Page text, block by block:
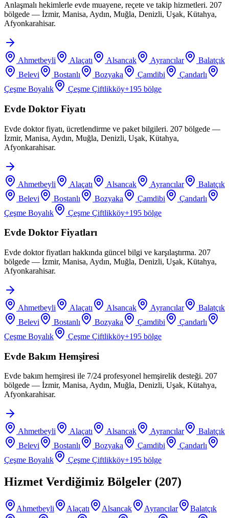
Anlaşmalı hekimlerle evde muayene, reçete ve takip hizmetleri. 207
bölgede — İzmir, Manisa, Aydın, Muğla, Denizli, Uşak, Kütahya,
Afyonkarahisar.
Ahmetbeyli Alaçatı Alsancak Ayrancılar
Balatçık
Belevi
Bostanlı Bozyaka Çamdibi
Çandarlı
Çeşme Boyalık
Çeşme Çiftlikköy+195 bölge
Evde Doktor Fiyatı
Evde doktor fiyatı, ücretlendirme ve paket bilgileri. 207 bölgede —
İzmir, Manisa, Aydın, Muğla, Denizli, Uşak, Kütahya,
Afyonkarahisar.
Ahmetbeyli Alaçatı Alsancak Ayrancılar
Balatçık
Belevi
Bostanlı Bozyaka Çamdibi
Çandarlı
Çeşme Boyalık
Çeşme Çiftlikköy+195 bölge
Evde Doktor Fiyatları
Evde doktor fiyatları hakkında güncel bilgi ve karşılaştırma. 207
bölgede — İzmir, Manisa, Aydın, Muğla, Denizli, Uşak, Kütahya,
Afyonkarahisar.
Ahmetbeyli Alaçatı Alsancak Ayrancılar
Balatçık
Belevi
Bostanlı Bozyaka Çamdibi
Çandarlı
Çeşme Boyalık
Çeşme Çiftlikköy+195 bölge
Evde Bakım Hemşiresi
Evde bakım hemşiresi ile 7/24 profesyonel hemşirelik desteği. 207
bölgede — İzmir, Manisa, Aydın, Muğla, Denizli, Uşak, Kütahya,
Afyonkarahisar.
Ahmetbeyli Alaçatı Alsancak Ayrancılar
Balatçık
Belevi
Bostanlı Bozyaka Çamdibi
Çandarlı
Çeşme Boyalık
Çeşme Çiftlikköy+195 bölge
Hizmet Verdiğimiz Bölgeler (207)
Ahmetbeyli Alaçatı Alsancak Ayrancılar
Balatçık